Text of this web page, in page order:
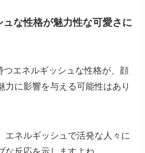
な性格が魅力性な可愛さに
つエネルギッシュな性格が、顔
力に影響を与える可能性はあり
エネルギッシュで活発な人々に